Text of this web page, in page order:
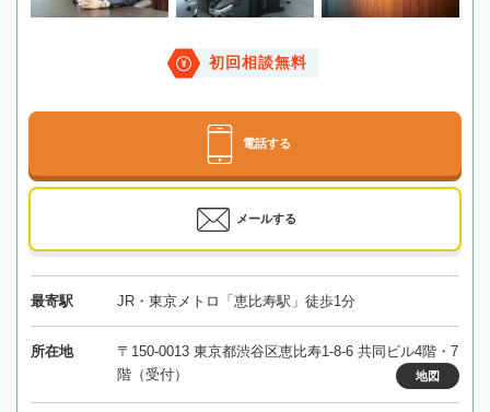
初回相談無料
電話する
メールする
最寄駅 JR・東京メトロ「恵比寿駅」徒歩1分
所在地
〒150-0013 東京都渋谷区恵比寿1-8-6 共同ビル4階・7
階（受付）
地図